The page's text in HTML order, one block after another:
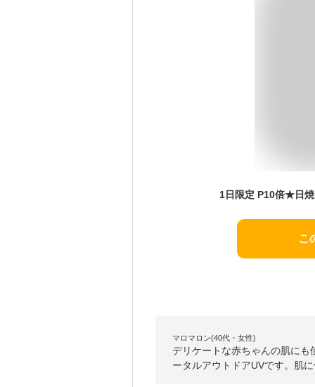
こ
マロマロン(40代・女性)
デリケートな赤ちゃんの肌に
ータルアウトドアUVです。肌